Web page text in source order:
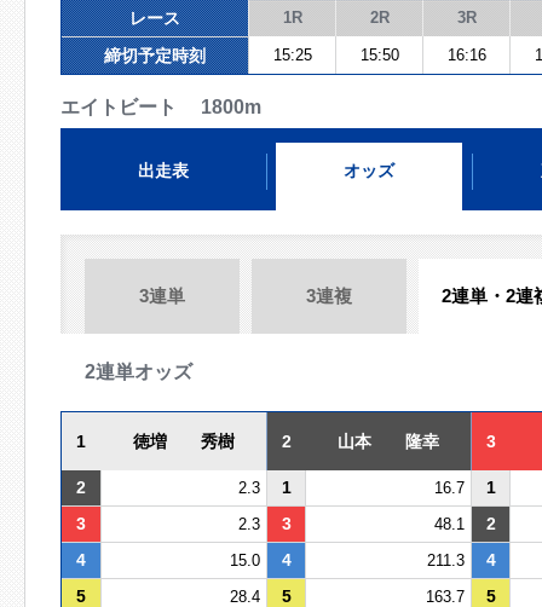
レース 1R 2R 3R
締切予定時刻 15:25 15:50 16:16
エイトビート 1800m
出走表 オッズ
3連単 3連複 2連単・2連
2連単オッズ
1 徳増 秀樹 2 山本 隆幸 3
2 2.3 1 16.7
1
3
2.3 3 48.1
2
4
15.0 4 211.3
4
5
28.4 5 163.7
5